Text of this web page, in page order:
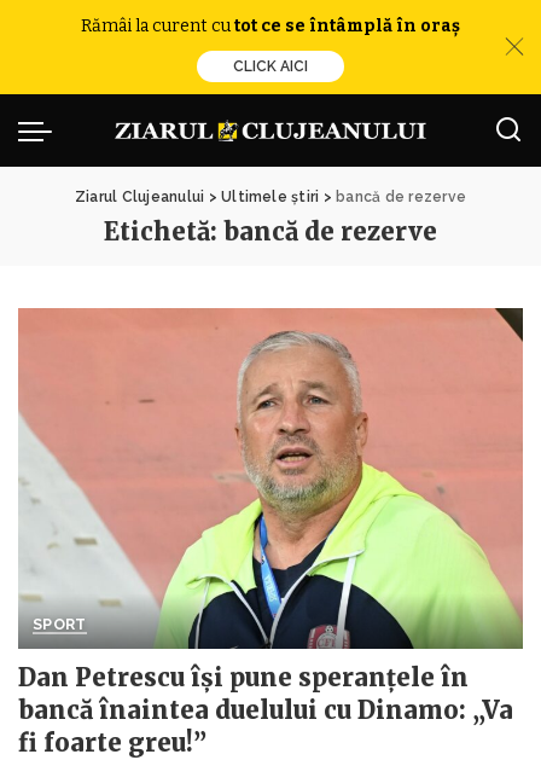
Rămâi la curent cutot ce se întâmplă în oraș
CLICK AICI
Ziarul Clujeanului >Ultimele știri > bancă de rezerve
Etichetă: bancă de rezerve
SPORT
Dan Petrescu își pune speranțele în
bancă înaintea duelului cu Dinamo: „Va
fi foarte greu!”